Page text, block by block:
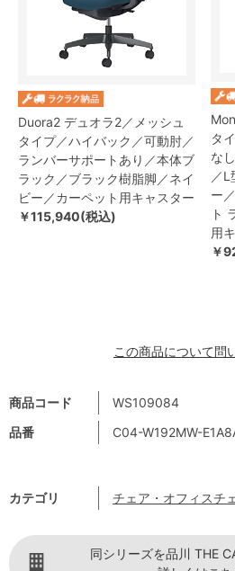
商品コード
WS109084
品番
C04-W192MW-
カテゴリ チェア・オフィスチ
Duora2 デュオラ2／メッシュ
タイプ／ハイバック／可動肘／
ランバーサポートあり／本体ブ
ラック／ブラック樹脂脚／ネイ
ビー／カーペット用キャスター
￥115,940(税込)
タ
な
／
ー
ト
用
￥
この商品について問
同シリーズを品川 THE